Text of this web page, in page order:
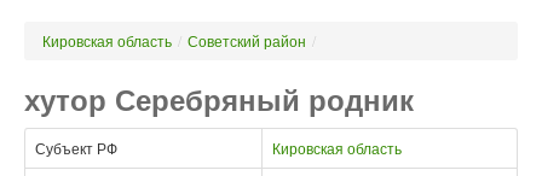
Кировская область / Советский район /
хутор Серебряный родник
Субъект РФ
Кировская область